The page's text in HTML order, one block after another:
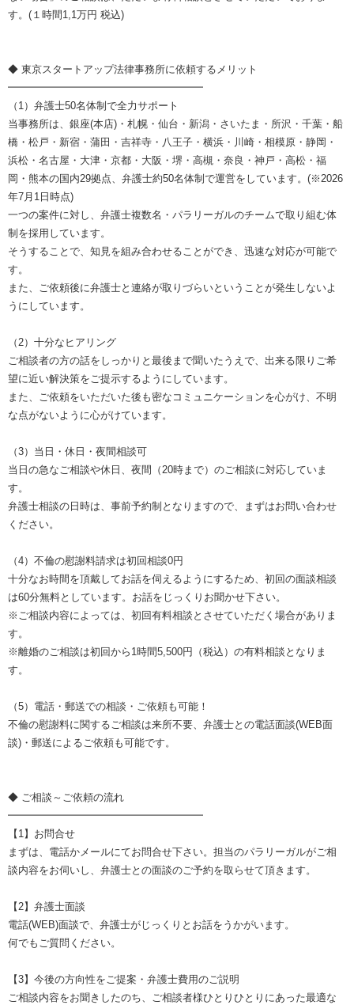
す。(１時間1,1万円 税込)
◆ 東京スタートアップ法律事務所に依頼するメリット
━━━━━━━━━━━━━━━━━━━
（1）弁護士50名体制で全力サポート
当事務所は、銀座(本店)・札幌・仙台・新潟・さいたま・所沢・千葉・船
橋・松戸・新宿・蒲田・吉祥寺・八王子・横浜・川崎・相模原・静岡・
浜松・名古屋・大津・京都・大阪・堺・高槻・奈良・神戸・高松・福
岡・熊本の国内29拠点、弁護士約50名体制で運営をしています。(※2026
年7月1日時点)
一つの案件に対し、弁護士複数名・パラリーガルのチームで取り組む体
制を採用しています。
そうすることで、知見を組み合わせることができ、迅速な対応が可能で
す。
また、ご依頼後に弁護士と連絡が取りづらいということが発生しないよ
うにしています。
（2）十分なヒアリング
ご相談者の方の話をしっかりと最後まで聞いたうえで、出来る限りご希
望に近い解決策をご提示するようにしています。
また、ご依頼をいただいた後も密なコミュニケーションを心がけ、不明
な点がないように心がけています。
（3）当日・休日・夜間相談可
当日の急なご相談や休日、夜間（20時まで）のご相談に対応していま
す。
弁護士相談の日時は、事前予約制となりますので、まずはお問い合わせ
ください。
（4）不倫の慰謝料請求は初回相談0円
十分なお時間を頂戴してお話を伺えるようにするため、初回の面談相談
は60分無料としています。お話をじっくりお聞かせ下さい。
※ご相談内容によっては、初回有料相談とさせていただく場合がありま
す。
※離婚のご相談は初回から1時間5,500円（税込）の有料相談となりま
す。
（5）電話・郵送での相談・ご依頼も可能！
不倫の慰謝料に関するご相談は来所不要、弁護士との電話面談(WEB面
談)・郵送によるご依頼も可能です。
◆ ご相談～ご依頼の流れ
━━━━━━━━━━━━━━━━━━━
【1】お問合せ
まずは、電話かメールにてお問合せ下さい。担当のパラリーガルがご相
談内容をお伺いし、弁護士との面談のご予約を取らせて頂きます。
【2】弁護士面談
電話(WEB)面談で、弁護士がじっくりとお話をうかがいます。
何でもご質問ください。
【3】今後の方向性をご提案・弁護士費用のご説明
ご相談内容をお聞きしたのち、ご相談者様ひとりひとりにあった最適な